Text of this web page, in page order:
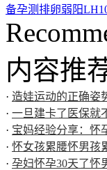
备孕测排卵弱阳
内容推
· 造娃运动的正确姿
· 一旦建卡了医保就
· 宝妈经验分享：怀
· 怀女孩累腰怀男孩
· 孕妇怀孕30天了怀